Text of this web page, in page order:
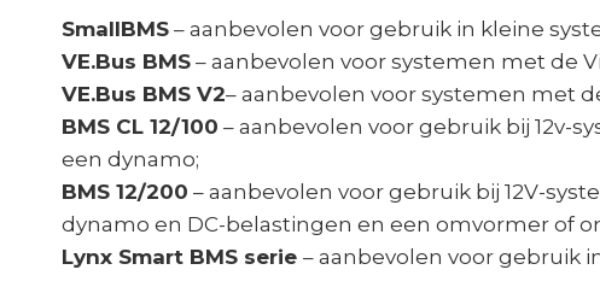
SmallBMS – aanbevolen voor gebruik in kleine
VE.Bus BMS – aanbevolen voor systemen met de
VE.Bus BMS V2– aanbevolen voor systemen met
BMS CL 12/100 – aanbevolen voor gebruik bij 12v-
een dynamo;
BMS 12/200 – aanbevolen voor gebruik bij 12V-
dynamo en DC-belastingen en een omvormer of
Lynx Smart BMS serie – aanbevolen voor gebruik